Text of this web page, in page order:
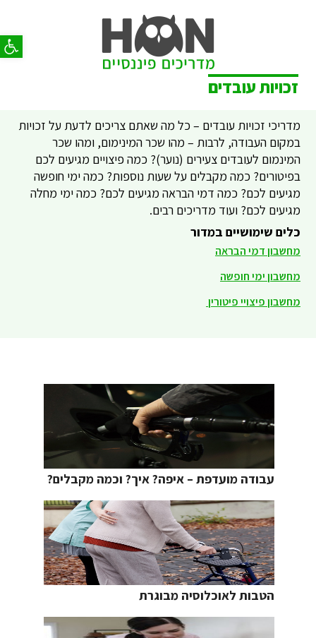
פתח
זכויות עובדים
מדריכי זכויות עובדים – כל מה שאתם צריכים לדעת על זכויות
במקום העבודה, לרבות – מהו שכר המינימום, ומהו שכר
המינמום לעובדים צעירים (נוער)? כמה פיצויים מגיעים לכם
בפיטורים? כמה מקבלים על שעות נוספות? כמה ימי חופשה
מגיעים לכם? כמה דמי הבראה מגיעים לכם? כמה ימי מחלה
מגיעים לכם? ועוד מדריכים רבים.
כלים שימושיים במדור
מחשבון דמי הבראה
מחשבון ימי חופשה
מחשבון פיצויי פיטורין
עבודה מועדפת – איפה? איך? וכמה מקבלים?
הטבות לאוכלוסיה מבוגרת